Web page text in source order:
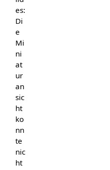
es:
Di
e
Mi
ni
at
ur
an
sic
ht
ko
nn
te
nic
ht